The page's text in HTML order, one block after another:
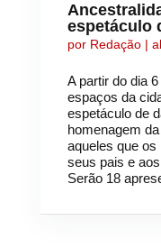
espetáculo
por Redação|
A partir do dia
espaços da
espetáculo de
homenagem
aqueles que
seus pais e
Serão 18